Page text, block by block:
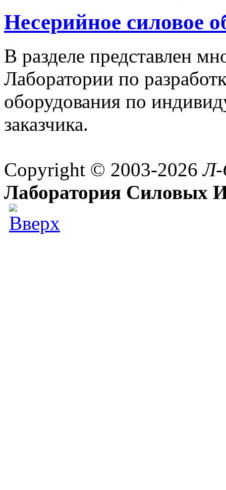
Несерийное силовое
В разделе представлен
Лаборатории по
оборудования по
заказчика.
Copyright © 2003-2026
Лаборатория Силовых